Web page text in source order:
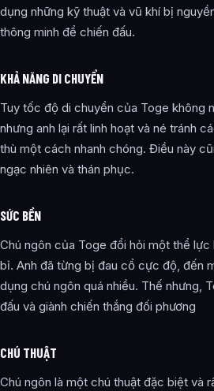
dụng những kỹ thuật và vũ khí bị
thông minh để chiến đấu.
KHẢ NĂNG DI CHUYỂN
Tuy tốc độ di chuyển của Toge không
nhưng anh lại rất linh hoạt và né tránh
thù một cách nhanh chóng. Điều này
ngạc nhiên và thán phục.
SỨC BỀN
Chú ngôn của Toge đổi hỏi một thể
bỉ. Anh đã từng bị đau cổ cực độ, đến
dụng chú ngôn quá nhiều. Thế nhưng,
đấu và giành chiến thắng đối phương
CHÚ THUẬT
Chú ngôn là một chú thuật đặc biệt và